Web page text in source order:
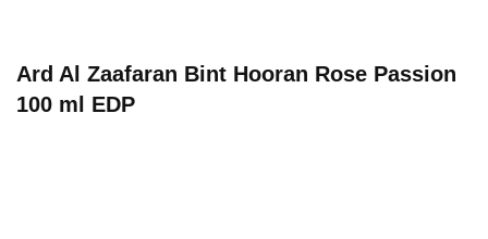
Ard Al Zaafaran Bint Hooran Rose Passion
100 ml EDP